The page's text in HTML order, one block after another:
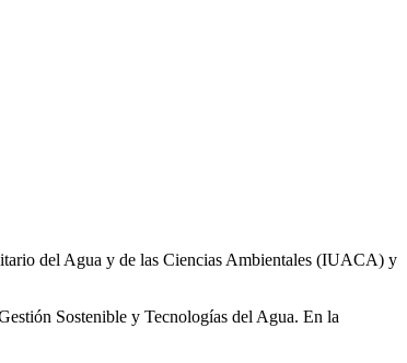
del Agua y de las Ciencias Ambientales (IUACA) y
Sostenible y Tecnologías del Agua. En la